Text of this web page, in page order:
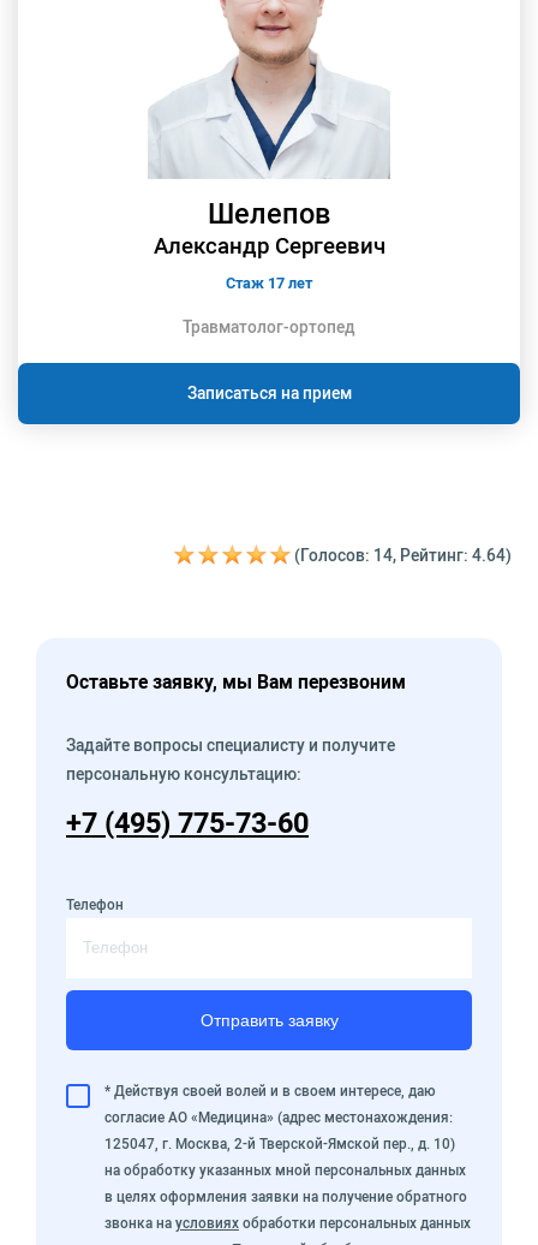
Шелепов
Александр Сергеевич
Стаж 17 лет
Травматолог-ортопед
Записаться на прием
(Голосов: 14, Рейтинг: 4.64)
Оставьте заявку, мы Вам перезвоним
Задайте вопросы специалисту и получите
персональную консультацию:
+7 (495) 775-73-60
Телефон
Отправить заявку
* Действуя своей волей и в своем интересе, даю
согласие АО «Медицина» (адрес местонахождения:
125047, г. Москва, 2-й Тверской-Ямской пер., д. 10)
на обработку указанных мной персональных данных
в целях оформления заявки на получение обратного
звонка на условиях обработки персональных данных